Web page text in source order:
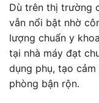
Dù trên thị trường
vẫn nổi bật nhờ
lượng chuẩn y
tại nhà máy đạt
dụng phụ, tạo
phòng bận rộn.